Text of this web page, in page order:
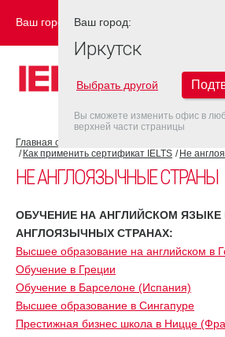
Ваш город: ИРКУТСК
Главная страница
Как применить сертификат IELTS
Не
НЕ АНГЛОЯЗЫЧНЫЕ СТРАНЫ
ОБУЧЕНИЕ НА АНГЛИЙСКОМ ЯЗЫКЕ
АНГЛОЯЗЫЧНЫХ СТРАНАХ:
Высшее образование на английском в
Обучение в Греции
Обучение в Барселоне (Испания)
Высшее образование в Сингапуре
Престижная бизнес школа в Ницце
Ваш город:
Иркутск
Выбрать другой
Вы сможете изменить офис в
верхней части страницы